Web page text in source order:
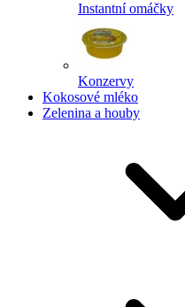
Instantní omáčky
Konzervy
Kokosové mléko
Zelenina a houby